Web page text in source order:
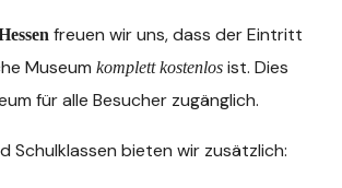
freuen wir uns, dass der Eintritt
Museumkomplett kostenlos ist. Dies
für alle Besucher zugänglich.
Schulklassen bieten wir zusätzlich: